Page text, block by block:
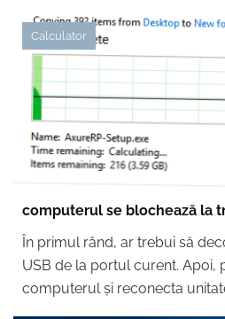
Calculator
computerul se blochează la
În primul rând, ar trebui să
USB de la portul curent. Apoi,
computerul și reconecta